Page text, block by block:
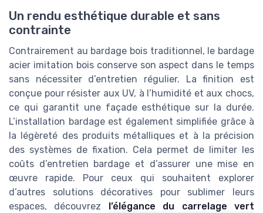
Un rendu esthétique durable et sans
contrainte
Contrairement au bardage bois traditionnel, le bardage
acier imitation bois conserve son aspect dans le temps
sans nécessiter d’entretien régulier. La finition est
conçue pour résister aux UV, à l’humidité et aux chocs,
ce qui garantit une façade esthétique sur la durée.
L’installation bardage est également simplifiée grâce à
la légèreté des produits métalliques et à la précision
des systèmes de fixation. Cela permet de limiter les
coûts d’entretien bardage et d’assurer une mise en
œuvre rapide. Pour ceux qui souhaitent explorer
d’autres solutions décoratives pour sublimer leurs
espaces, découvrez
l’élégance du carrelage vert